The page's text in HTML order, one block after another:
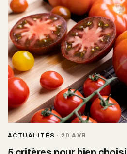
ACTUALITÉS · 20 AVR